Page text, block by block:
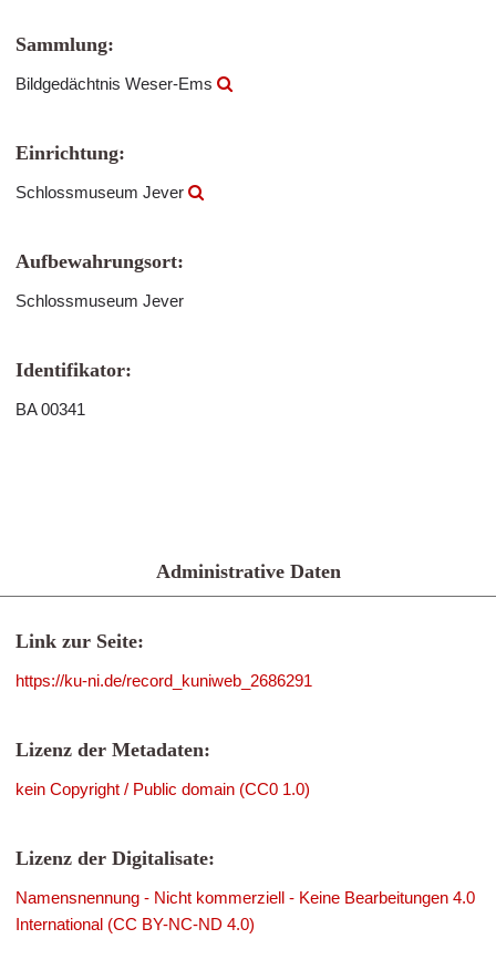
Sammlung:
Bildgedächtnis Weser-Ems
Einrichtung:
Schlossmuseum Jever
Aufbewahrungsort:
Schlossmuseum Jever
Identifikator:
BA 00341
Administrative Daten
Link zur Seite:
https://ku-ni.de/record_kuniweb_2686291
Lizenz der Metadaten:
kein Copyright / Public domain (CC0 1.0)
Lizenz der Digitalisate:
Namensnennung - Nicht kommerziell - Keine Bearbeitungen 4.0
International (CC BY-NC-ND 4.0)